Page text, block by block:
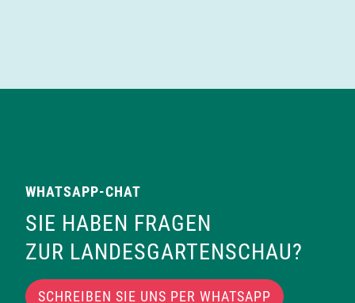
WHATSAPP-CHAT
SIE HABEN FRAGEN
ZUR LANDESGARTENSCHAU?
SCHREIBEN SIE UNS PER WHATSAPP